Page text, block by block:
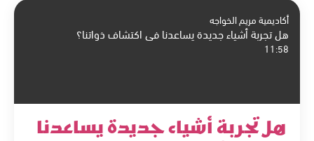
أكاديمية مريم الخواجه
هل تجربة أشياء جديدة يساعدنا في اكتشاف ذواتنا؟
11:58
هل تجربة أشياء جديدة يساعدنا